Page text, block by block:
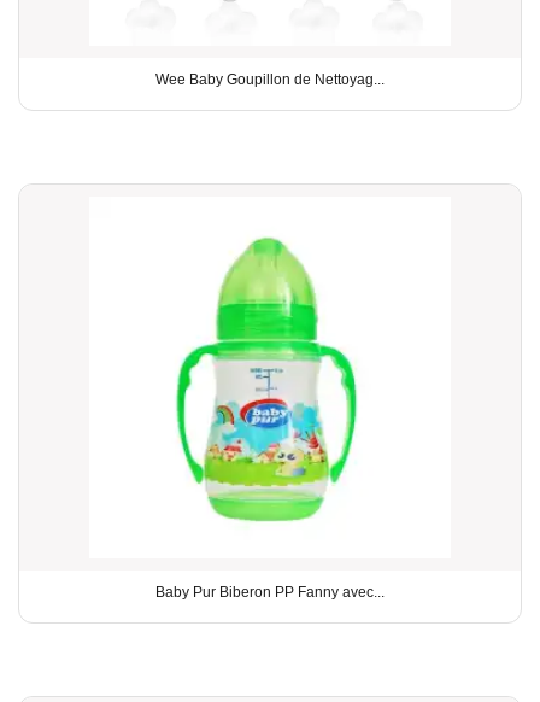
Wee Baby Goupillon de Nettoyag...
Baby Pur Biberon PP Fanny avec...